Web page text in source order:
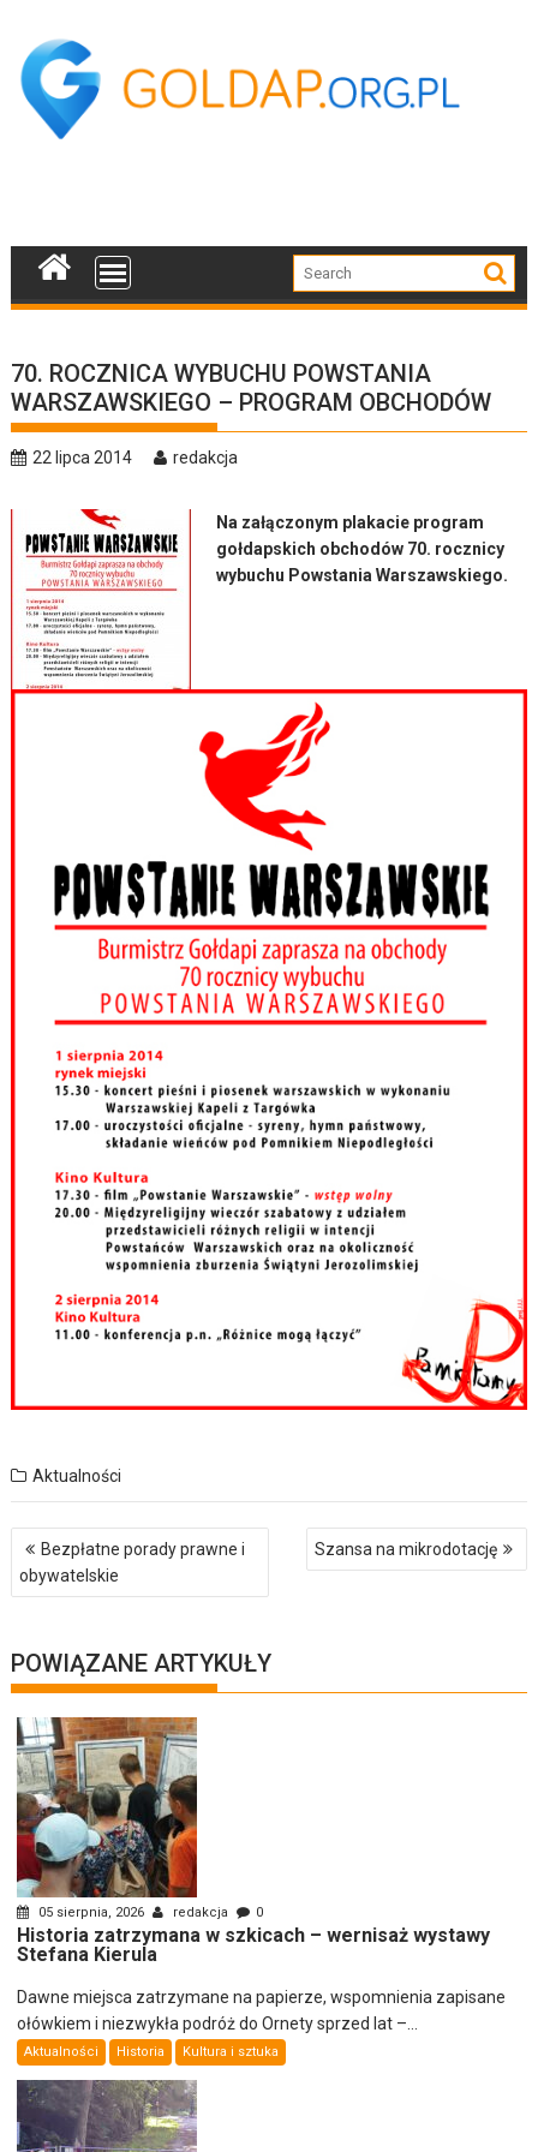
content
70. ROCZNICA WYBUCHU POWSTANIA
WARSZAWSKIEGO – PROGRAM OBCHODÓW
22 lipca 2014 redakcja
Na załączonym plakacie program
gołdapskich obchodów 70. rocznicy
wybuchu Powstania Warszawskiego.
Aktualności
Nawigacja
wpisu
Bezpłatne porady prawne i
obywatelskie
Szansa na mikrodotację
POWIĄZANE ARTYKUŁY
05 sierpnia, 2026 redakcja 0
Historia zatrzymana w szkicach – wernisaż wystawy
Stefana Kierula
Dawne miejsca zatrzymane na papierze, wspomnienia zapisane
ołówkiem i niezwykła podróż do Ornety sprzed lat –...
Aktualności Historia Kultura i sztuka